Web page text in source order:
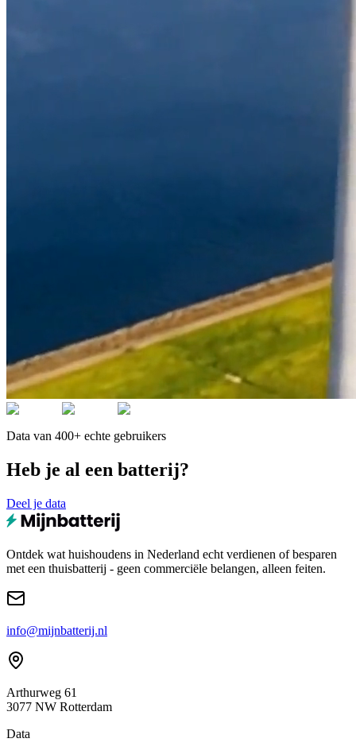
Data van 400+ echte gebruikers
Heb je al een batterij?
Deel je data
Ontdek wat huishoudens in Nederland echt verdienen of besparen
met een thuisbatterij - geen commerciële belangen, alleen feiten.
info@mijnbatterij.nl
Arthurweg 61
3077 NW Rotterdam
Data